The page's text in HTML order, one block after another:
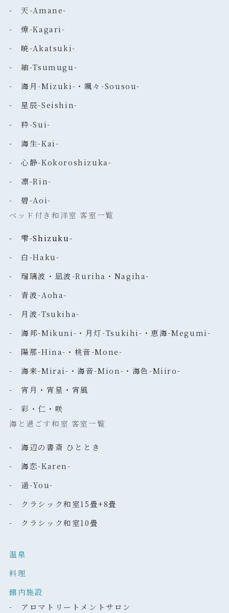
- 天-Amane-
- 燎-Kagari-
- 暁-Akatsuki-
- 紬-Tsumugu-
- 海月-Mizuki-・颯々-Sousou-
- 星辰-Seishin-
- 粋-Sui-
- 海生-Kai-
- 心静-Kokoroshizuka-
- 凛-Rin-
- 碧-Aoi-
ベッド付き和洋室 客室一覧
- 雫-Shizuku-
- 白-Haku-
- 瑠璃波・凪波-Ruriha・Nagiha-
- 青波-Aoha-
- 月波-Tsukiha-
- 海邦-Mikuni-・月灯-Tsukihi-・恵海-Megumi-
- 陽那-Hina-・桃音-Mone-
- 海来-Mirai-・海音-Mion-・海色-Miiro-
- 宵月・宵星・宵風
- 彩・仁・咲
海と過ごす和室 客室一覧
- 海辺の書斎 ひととき
- 海恋-Karen-
- 遥-You-
- クラシック和室15畳+8畳
- クラシック和室10畳
温泉
料理
館内施設
- アロマトリートメントサロン